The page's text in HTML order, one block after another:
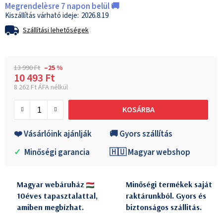
Megrendelèsre 7 napon belül 🚚
2026.8.19
Szállítási lehetőségek
13 990 Ft –25 %
10 493 Ft
8 262 Ft ÁFA nélkül
KOSÁRBA
❤️ Vásárlóink ajánlják
🚚 Gyors szállítás
✓ Minőségi garancia 🇭🇺 Magyar webshop
Magyar webáruház
10éves tapasztalattal,
amiben megbízhat.
Minőségi termékek saját
raktárunkból. Gyors és
biztonságos szállitás.